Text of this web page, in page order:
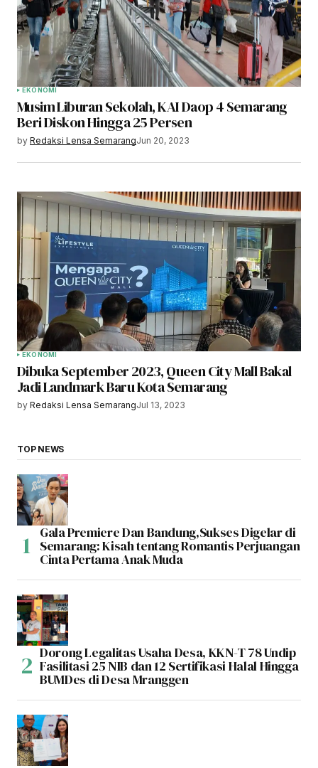
EKONOMI
Musim Liburan Sekolah, KAI Daop 4 Semarang
Beri Diskon Hingga 25 Persen
by Redaksi Lensa SemarangJun 20, 2023
EKONOMI
Dibuka September 2023, Queen City Mall Bakal
Jadi Landmark Baru Kota Semarang
by Redaksi Lensa SemarangJul 13, 2023
TOP NEWS
Gala Premiere Dan Bandung,Sukses Digelar di
Semarang: Kisah tentang Romantis Perjuangan
Cinta Pertama Anak Muda
Dorong Legalitas Usaha Desa, KKN-T 78 Undip
Fasilitasi 25 NIB dan 12 Sertifikasi Halal Hingga
BUMDes di Desa Mranggen